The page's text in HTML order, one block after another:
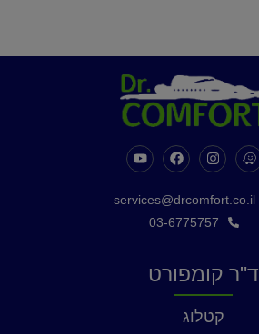
services@drcomfort.co.il
03-6775757
ד"ר קומפורט
קטלוג